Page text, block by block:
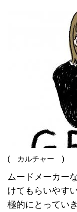
( カルチャー )
ムードメーカー
けてもらいやす
極的にとってい